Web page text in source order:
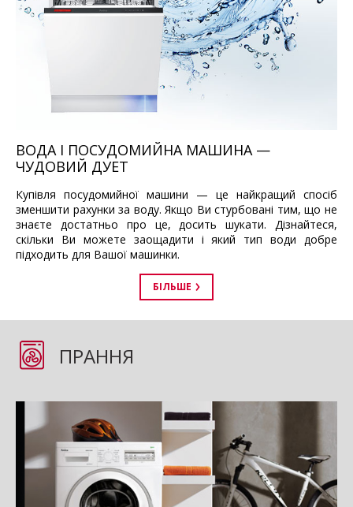
ВОДА І ПОСУДОМИЙНА МАШИНА —
ЧУДОВИЙ ДУЕТ
Купівля посудомийної машини — це найкращий спосіб
зменшити рахунки за воду. Якщо Ви стурбовані тим, що не
знаєте достатньо про це, досить шукати. Дізнайтеся,
скільки Ви можете заощадити і який тип води добре
підходить для Вашої машинки.
БІЛЬШЕ
ПРАННЯ